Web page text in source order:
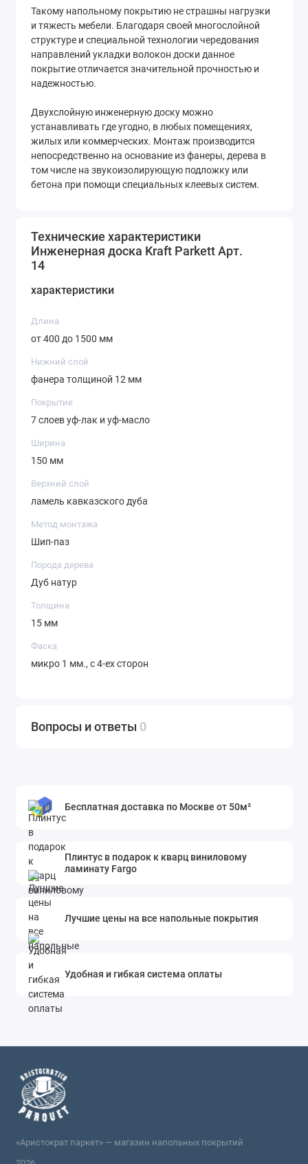
Такому напольному покрытию не страшны нагрузки
и тяжесть мебели. Благодаря своей многослойной
структуре и специальной технологии чередования
направлений укладки волокон доски данное
покрытие отличается значительной прочностью и
надежностью.
Двухслойную инженерную доску можно
устанавливать где угодно, в любых помещениях,
жилых или коммерческих. Монтаж производится
непосредственно на основание из фанеры, дерева в
том числе на звукоизолирующую подложку или
бетона при помощи специальных клеевых систем.
Технические характеристики
Инженерная доска Kraft Parkett Арт.
14
характеристики
Длина
от 400 до 1500 мм
Нижний слой
фанера толщиной 12 мм
Покрытие
7 слоев уф-лак и уф-масло
Ширина
150 мм
Верхний слой
ламель кавказского дуба
Метод монтажа
Шип-паз
Порода дерева
Дуб натур
Толщина
15 мм
Фаска
микро 1 мм., с 4-ех сторон
Вопросы и ответы 0
Бесплатная доставка по Москве от 50м²
Плинтус в подарок к кварц виниловому
ламинату Fargo
Лучшие цены на все напольные покрытия
Удобная и гибкая система оплаты
«Аристократ паркет» — магазин напольных покрытий